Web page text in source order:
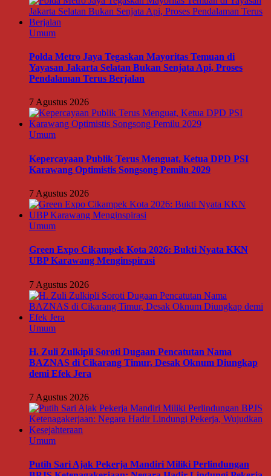
Umum
Polda Metro Jaya Tegaskan Mayoritas Temuan di
Yayasan Jakarta Selatan Bukan Senjata Api, Proses
Pendalaman Terus Berjalan
7 Agustus 2026
Umum
Kepercayaan Publik Terus Menguat, Ketua DPD PSI
Karawang Optimistis Songsong Pemilu 2029
7 Agustus 2026
Umum
Green Expo Cikampek Kota 2026: Bukti Nyata KKN
UBP Karawang Menginspirasi
7 Agustus 2026
Umum
H. Zuli Zulkipli Soroti Dugaan Pencatutan Nama
BAZNAS di Cikarang Timur, Desak Oknum Diungkap
demi Efek Jera
7 Agustus 2026
Umum
Putih Sari Ajak Pekerja Mandiri Miliki Perlindungan